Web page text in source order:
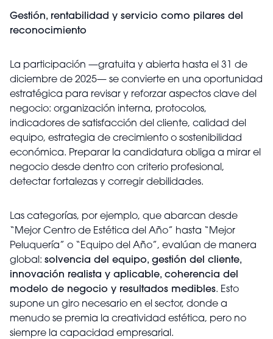
Gestión, rentabilidad y servicio como pilares del
reconocimiento
La participación —gratuita y abierta hasta el 31 de
diciembre de 2025— se convierte en una oportunidad
estratégica para revisar y reforzar aspectos clave del
negocio: organización interna, protocolos,
indicadores de satisfacción del cliente, calidad del
equipo, estrategia de crecimiento o sostenibilidad
económica. Preparar la candidatura obliga a mirar el
negocio desde dentro con criterio profesional,
detectar fortalezas y corregir debilidades.
Las categorías, por ejemplo, que abarcan desde
“Mejor Centro de Estética del Año” hasta “Mejor
Peluquería” o “Equipo del Año”, evalúan de manera
global: solvencia del equipo, gestión del cliente,
innovación realista y aplicable, coherencia del
modelo de negocio y resultados medibles. Esto
supone un giro necesario en el sector, donde a
menudo se premia la creatividad estética, pero no
siempre la capacidad empresarial.